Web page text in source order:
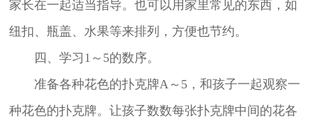
家长在一起适当指导。也可以用家里常见的东西，如
纽扣、瓶盖、水果等来排列，方便也节约。
四、学习1～5的数序。
准备各种花色的扑克牌A～5，和孩子一起观察一
种花色的扑克牌。让孩子数数每张扑克牌中间的花各